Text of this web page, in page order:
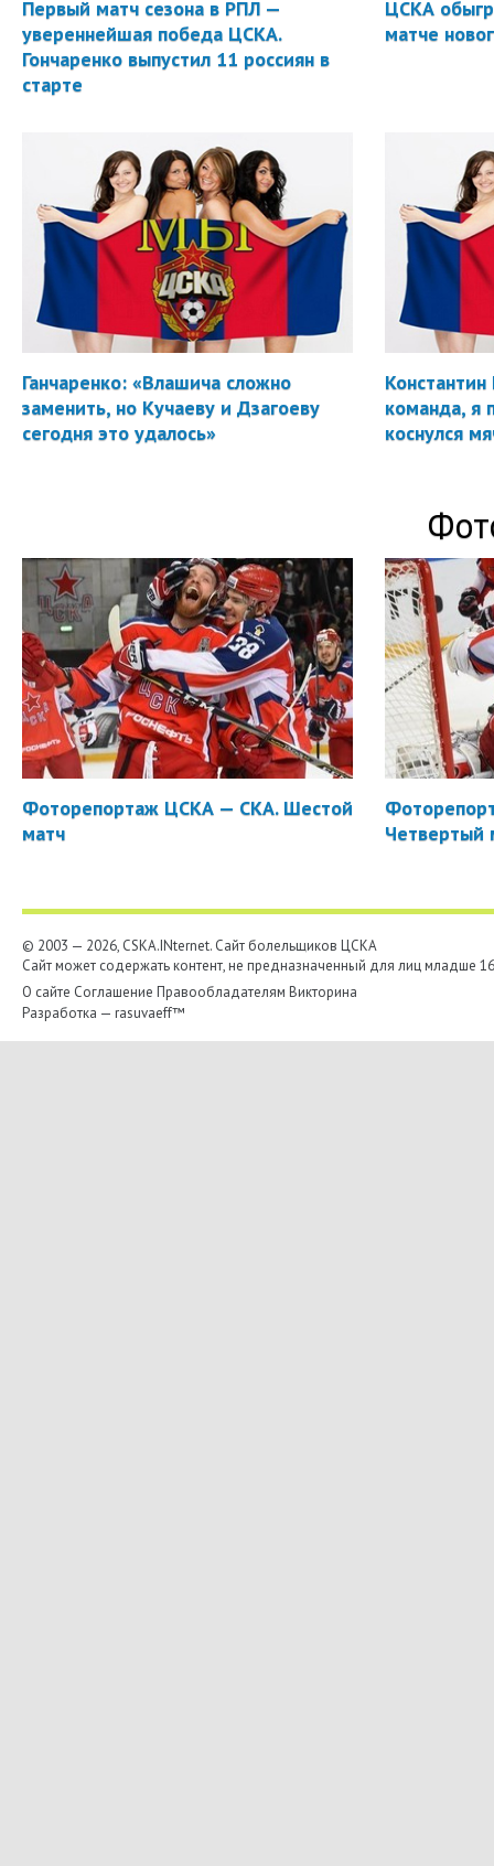
Первый матч сезона в РПЛ —
увереннейшая победа ЦСКА.
Гончаренко выпустил 11 россиян в
старте
ЦСКА
матче
Ганчаренко: «Влашича сложно
заменить, но Кучаеву и Дзагоеву
сегодня это удалось»
Константин
команда, я
коснулся
Фоторепортаж ЦСКА — СКА. Шестой
матч
Четвертый
© 2003 — 2026, CSKA.INternet. Cайт болельщиков ЦСКА
Сайт может содержать контент, не предназначенный для лиц младше
О сайте Соглашение Правообладателям Викторина
Разработка — rasuvaeff™